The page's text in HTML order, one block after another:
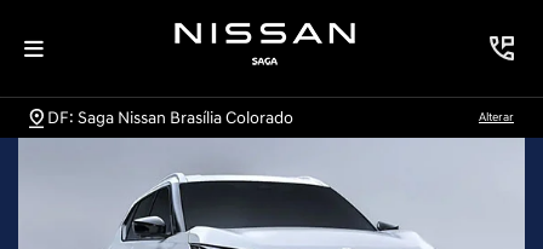
DF: Saga Nissan Brasília Colorado Alterar